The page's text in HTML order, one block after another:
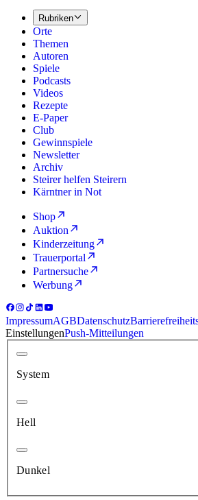
Rubriken
Orte
Themen
Autoren
Spiele
Podcasts
Videos
Rezepte
E-Paper
Club
Gewinnspiele
Newsletter
Archiv
Steirer helfen Steirern
Kärntner in Not
Shop
Auktion
Kinderzeitung
Trauerportal
Partnersuche
Werbung
ImpressumAGBDatenschutz
EinstellungenPush-Mitteilungen
System
Hell
Dunkel